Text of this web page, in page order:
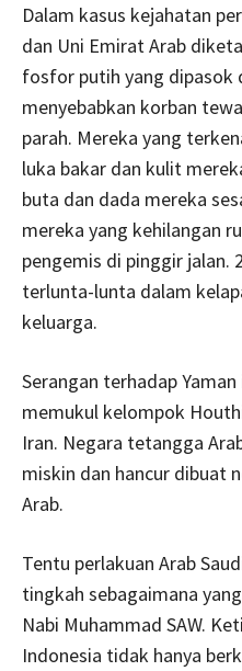
Dalam kasus kejahatan
dan Uni Emirat Arab
fosfor putih yang dipasok
menyebabkan korban
parah. Mereka yang
luka bakar dan kulit
buta dan dada mereka
mereka yang kehilangan
pengemis di pinggir jalan.
terlunta-lunta dalam
keluarga.
Serangan terhadap
memukul kelompok
Iran. Negara tetangga
miskin dan hancur dibuat
Arab.
Tentu perlakuan Arab
tingkah sebagaimana
Nabi Muhammad SAW.
Indonesia tidak hanya